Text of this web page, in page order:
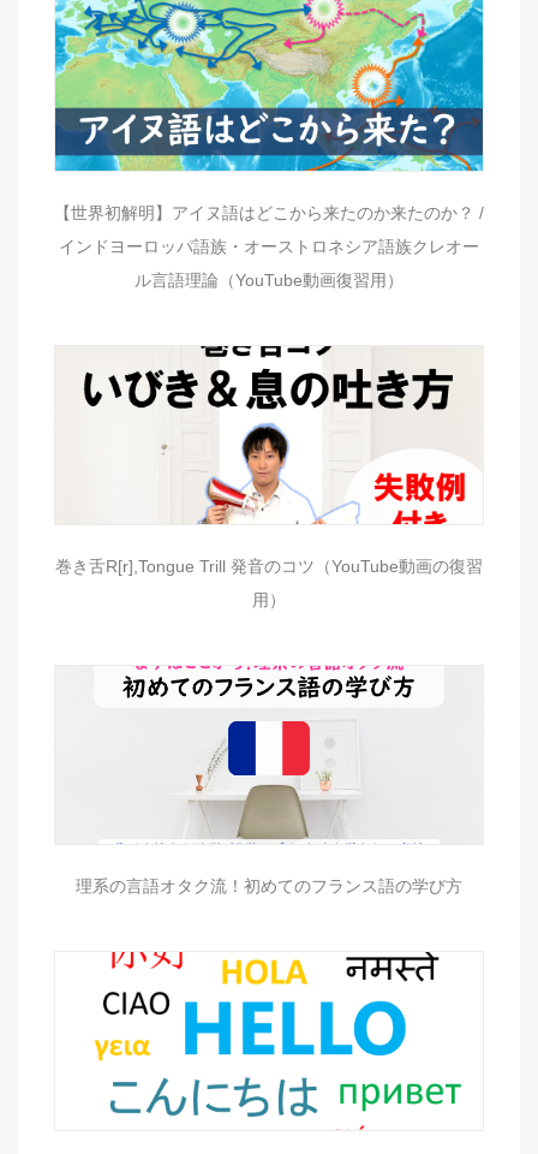
【世界初解明】アイヌ語はどこから来たのか来たのか？ /
インドヨーロッパ語族・オーストロネシア語族クレオー
ル言語理論（YouTube動画復習用）
巻き舌R[r],Tongue Trill 発音のコツ（YouTube動画の復習
用）
理系の言語オタク流！初めてのフランス語の学び方